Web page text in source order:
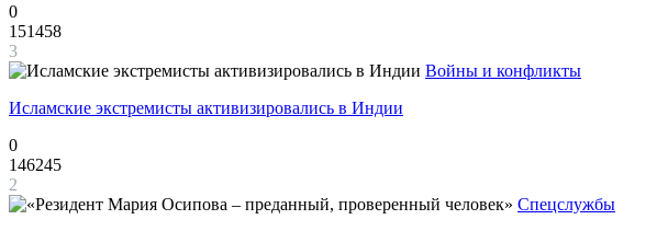
0
151458
3
Войны и конфликты
Исламские экстремисты активизировались в Индии
0
146245
2
Спецслужбы